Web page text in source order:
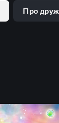
Про